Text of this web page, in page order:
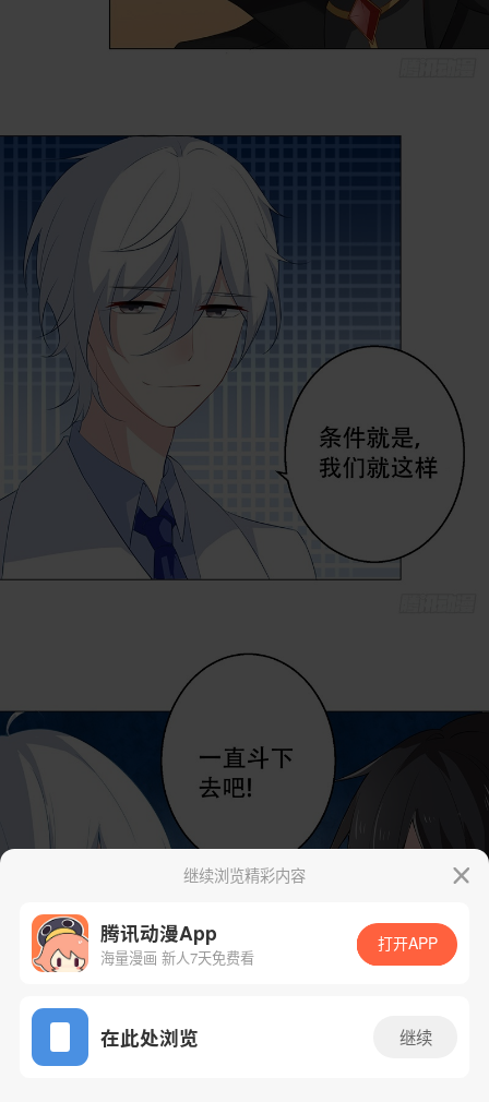
App免费看
继续浏览精彩内容
腾讯动漫App
海量漫画 新人7天免费看
打开APP
在此处浏览 继续